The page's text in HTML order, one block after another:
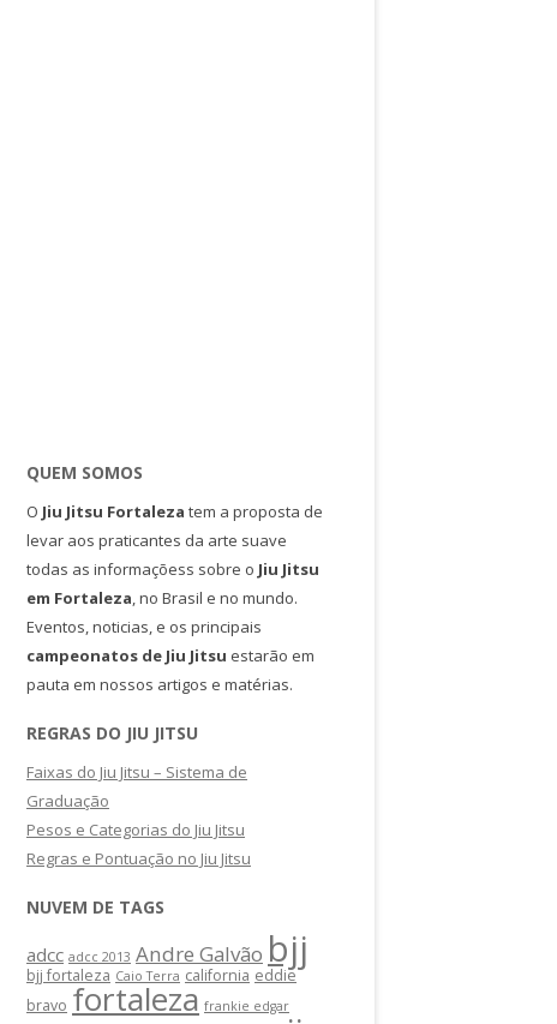
QUEM SOMOS
O Jiu Jitsu Fortaleza tem a proposta de
levar aos praticantes da arte suave
todas as informaçõess sobre o Jiu Jitsu
em Fortaleza, no Brasil e no mundo.
Eventos, noticias, e os principais
campeonatos de Jiu Jitsu estarão em
pauta em nossos artigos e matérias.
REGRAS DO JIU JITSU
Faixas do Jiu Jitsu – Sistema de
Graduação
Pesos e Categorias do Jiu Jitsu
Regras e Pontuação no Jiu Jitsu
NUVEM DE TAGS
adcc adcc 2013 Andre Galvão bjj
bjj fortaleza Caio Terra california eddie
bravo fortaleza frankie edgar